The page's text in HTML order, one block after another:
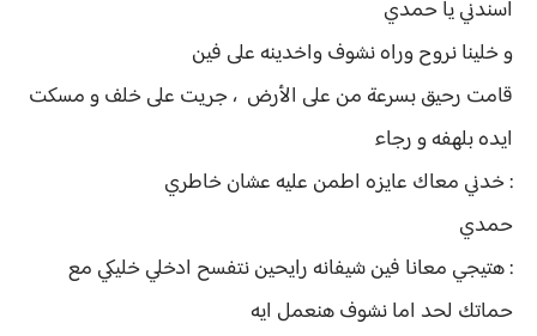
اسندني يا حمدي
و خلينا نروح وراه نشوف واخدينه على فين
قامت رحيق بسرعة من على الأرض ، جريت على خلف و مسكت
ايده بلهفه و رجاء
: خدني معاك عايزه اطمن عليه عشان خاطري
حمدي
: هتيجي معانا فين شيفانه رايحين نتفسح ادخلي خليكي مع
حماتك لحد اما نشوف هنعمل ايه